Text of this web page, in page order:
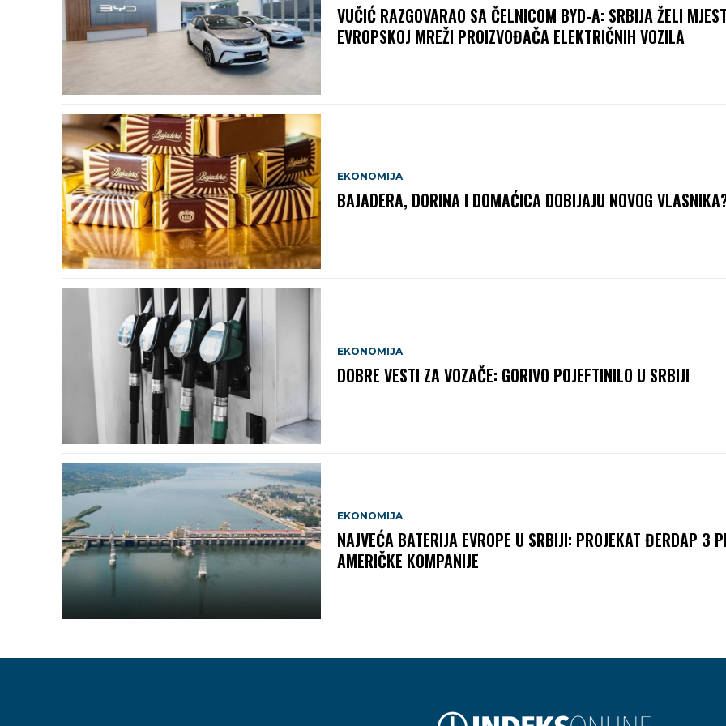
VUČIĆ RAZGOVARAO SA ČELNICOM BYD-A: SRBIJA ŽELI
EVROPSKOJ MREŽI PROIZVOĐAČA ELEKTRIČNIH VOZILA
EKONOMIJA
BAJADERA, DORINA I DOMAĆICA DOBIJAJU NOVOG
EKONOMIJA
DOBRE VESTI ZA VOZAČE: GORIVO POJEFTINILO U SRBIJI
EKONOMIJA
NAJVEĆA BATERIJA EVROPE U SRBIJI: PROJEKAT ĐERDAP 3
AMERIČKE KOMPANIJE